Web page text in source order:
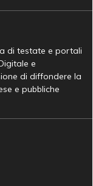
di testate e portali
e
di diffondere la
e pubbliche